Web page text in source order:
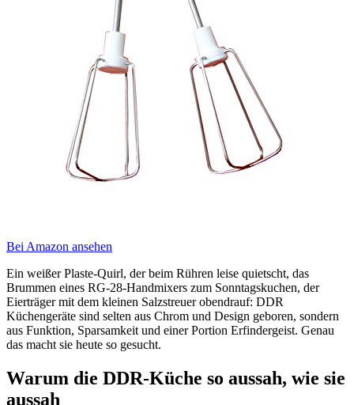
Bei Amazon ansehen
Ein weißer Plaste-Quirl, der beim Rühren leise quietscht, das
Brummen eines RG-28-Handmixers zum Sonntagskuchen, der
Eierträger mit dem kleinen Salzstreuer obendrauf: DDR
Küchengeräte sind selten aus Chrom und Design geboren, sondern
aus Funktion, Sparsamkeit und einer Portion Erfindergeist. Genau
das macht sie heute so gesucht.
Warum die DDR-Küche so aussah, wie sie
aussah